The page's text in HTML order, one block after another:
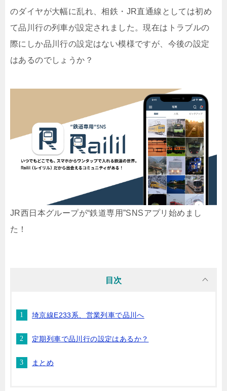
のダイヤが大幅に乱れ、相鉄・JR直通線としては初め
て品川行の列車が設定されました。現在はトラブルの
際にしか品川行の設定はない模様ですが、今後の設定
はあるのでしょうか？
JR西日本グループが“鉄道専用”SNSアプリ始めまし
た！
目次
埼京線E233系、営業列車で品川へ
定期列車で品川行の設定はあるか？
まとめ